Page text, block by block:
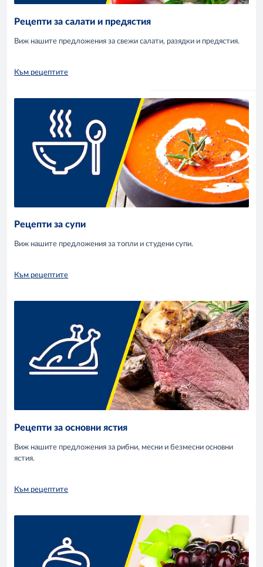
Рецепти за салати и предястия
Виж нашите предложения за свежи салати, разядки и предястия.
Към рецептите
Рецепти за супи
Виж нашите предложения за топли и студени супи.
Към рецептите
Рецепти за основни ястия
Виж нашите предложения за рибни, месни и безмесни основни
ястия.
Към рецептите